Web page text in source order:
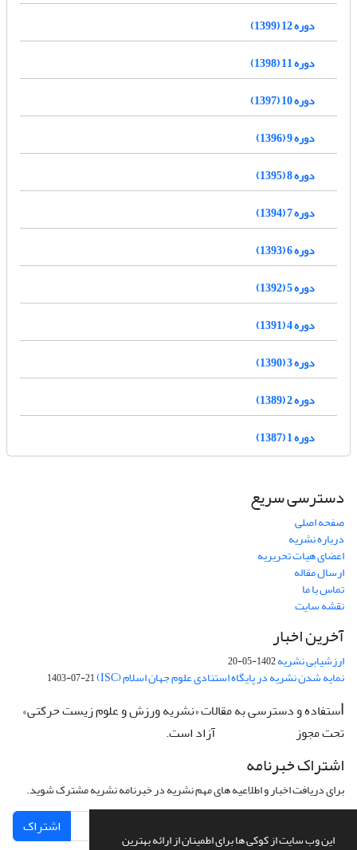
این وب سایت از کوکی ها برای اطمینان از ارائه بهترین
دوره 12 (1399)
دوره 11 (1398)
دوره 10 (1397)
دوره 9 (1396)
دوره 8 (1395)
دوره 7 (1394)
دوره 6 (1393)
دوره 5 (1392)
دوره 4 (1391)
دوره 3 (1390)
دوره 2 (1389)
دوره 1 (1387)
دسترسی سریع
صفحه اصلی
درباره نشریه
اعضای هیات تحریریه
ارسال مقاله
تماس با ما
نقشه سایت
آخرین اخبار
ارزشیابی نشریه1402-05-20
نمایه شدن نشریه در پایگاه استنادی علوم جهان اسلام (ISC) 1403-07-21
استفاده و دسترسی به مقالات «نشریه ورزش و علوم زیست حرکتی»
تحت مجوز
آزاد است.
اشتراک خبرنامه
برای دریافت اخبار و اطلاعیه های مهم نشریه در خبرنامه نشریه مشترک شوید.
اشتراک